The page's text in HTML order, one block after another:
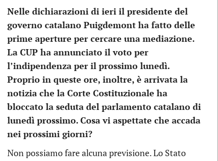
Nelle dichiarazioni di ieri il presidente del
governo catalano Puigdemont ha fatto delle
prime aperture per cercare una mediazione.
La CUP ha annunciato il voto per
l’indipendenza per il prossimo lunedì.
Proprio in queste ore, inoltre, è arrivata la
notizia che la Corte Costituzionale ha
bloccato la seduta del parlamento catalano di
lunedì prossimo. Cosa vi aspettate che accada
nei prossimi giorni?
Non possiamo fare alcuna previsione. Lo Stato